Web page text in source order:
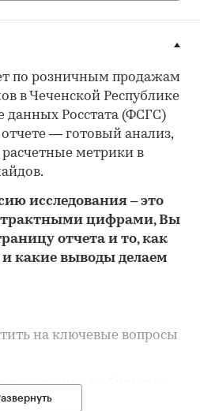
по розничным продажам
в Чеченской Республике
данных Росстата (ФСГС)
отчете — готовый анализ,
метрики в
исследования – это
цифрами, Вы
аницу отчета и то,как
какие выводы делаем
на ключевые вопросы
рынка мобильных
Республике, много это